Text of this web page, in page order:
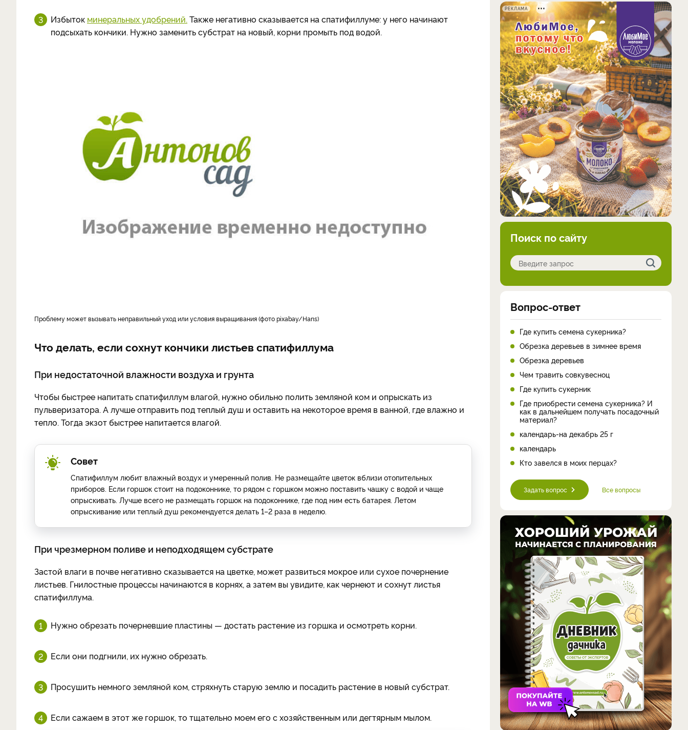
Избыток минеральных удобрений. Также негативно сказывается на спатифиллуме: у него начинают
подсыхать кончики. Нужно заменить субстрат на новый, корни промыть под водой.
Проблему может вызывать неправильный уход или условия выращивания (фото pixabay/Hans)
Что делать, если сохнут кончики листьев спатифиллума
При недостаточной влажности воздуха и грунта
Чтобы быстрее напитать спатифиллум влагой, нужно обильно полить земляной ком и опрыскать из
пульверизатора. А лучше отправить под теплый душ и оставить на некоторое время в ванной, где влажно и
тепло. Тогда экзот быстрее напитается влагой.
Совет
Спатифиллум любит влажный воздух и умеренный полив. Не размещайте цветок вблизи отопительных
приборов. Если горшок стоит на подоконнике, то рядом с горшком можно поставить чашку с водой и чаще
опрыскивать. Лучше всего не размещать горшок на подоконнике, где под ним есть батарея. Летом
опрыскивание или теплый душ рекомендуется делать 1–2 раза в неделю.
При чрезмерном поливе и неподходящем субстрате
Застой влаги в почве негативно сказывается на цветке, может развиться мокрое или сухое почернение
листьев. Гнилостные процессы начинаются в корнях, а затем вы увидите, как чернеют и сохнут листья
спатифиллума.
Нужно обрезать почерневшие пластины — достать растение из горшка и осмотреть корни.
Если они подгнили, их нужно обрезать.
Просушить немного земляной ком, стряхнуть старую землю и посадить растение в новый субстрат.
Если сажаем в этот же горшок, то тщательно моем его с хозяйственным или дегтярным мылом.
РЕКЛАМА
Поиск по сайту
Вопрос-ответ
Где купить семена сукерника?
Обрезка деревьев в зимнее время
Обрезка деревьев
Чем травить совкувесноц
Где купить сукерник
Где приобрести семена сукерника? И
как в дальнейшем получать посадочный
материал?
календарь-на декабрь 25 г
календарь
Кто завелся в моих перцах?
Задать вопрос Все вопросы